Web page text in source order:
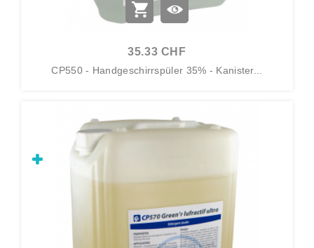
35.33 CHF
CP550 - Handgeschirrspüler 35% - Kanister...